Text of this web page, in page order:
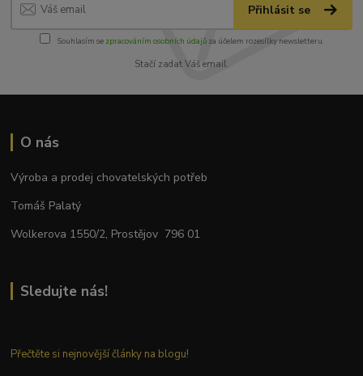
Přihlásit se
Souhlasím se zpracováním osobních údajůza účelem rozesílky newsletteru.
Stačí zadat Váš email.
O nás
Výroba a prodej chovatelských potřeb
Tomáš Palatý
Wolkerova 1550/2, Prostějov 796 01
Sledujte nás!
Přečtěte si nejnovější články na blogu!